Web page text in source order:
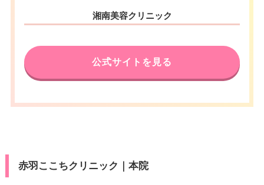
湘南美容クリニック
公式サイトを見る
赤羽ここちクリニック｜本院